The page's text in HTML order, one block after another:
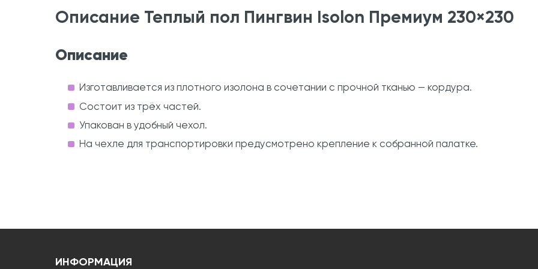
Описание Теплый пол Пингвин Isolon Премиум 230×230
Описание
Изготавливается из плотного изолона в сочетании с прочной тканью — кордура.
Состоит из трёх частей.
Упакован в удобный чехол.
На чехле для транспортировки предусмотрено крепление к собранной палатке.
ИНФОРМАЦИЯ